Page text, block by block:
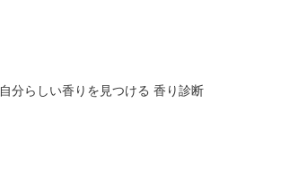
自分らしい香りを見つける 香り診断